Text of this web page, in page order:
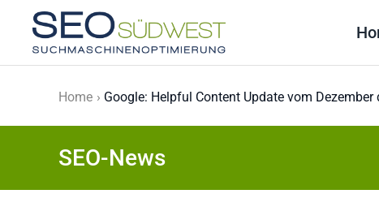
Skip to main content
Home Google: Helpful Content Update vom Dezember
SEO-News